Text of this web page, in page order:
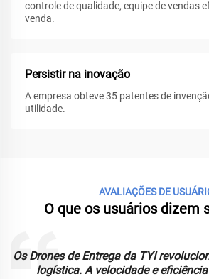
controle de qualidade, equipe de vendas
venda.
Persistir na inovação
A empresa obteve 35 patentes de
utilidade.
AVALIAÇÕES DE
O que os usuários dizem
Os Drones de Entrega da TYI
logística. A velocidade e